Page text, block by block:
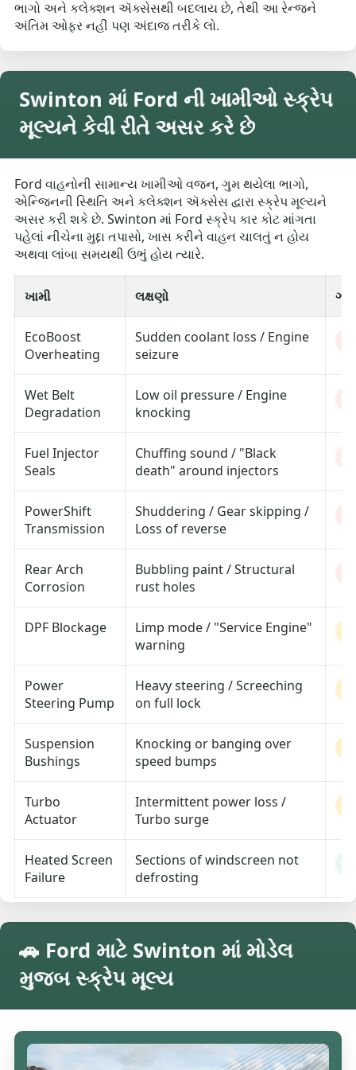
ભાગો અને કલેક્શન ઍક્સેસથી બદલાય છે, તેથી આ રેન્જને
અંતિમ ઓફર નહીં પણ અંદાજ તરીકે લો.
Swinton માં Ford ની ખામીઓ સ્ક્રેપ
મૂલ્યને કેવી રીતે અસર કરે છે
Ford વાહનોની સામાન્ય ખામીઓ વજન, ગુમ થયેલા ભાગો,
એન્જિનની સ્થિતિ અને કલેક્શન ઍક્સેસ દ્વારા સ્ક્રેપ મૂલ્યને
અસર કરી શકે છે. Swinton માં Ford સ્ક્રેપ કાર કોટ માંગતા
પહેલાં નીચેના મુદ્દા તપાસો, ખાસ કરીને વાહન ચાલતું ન હોય
અથવા લાંબા સમયથી ઉભું હોય ત્યારે.
ખામી લક્ષણો
EcoBoost
Overheating
Sudden coolant loss / Engine
seizure
Wet Belt
Degradation
Low oil pressure / Engine
knocking
Fuel Injector
Seals
Chuffing sound / "Black
death" around injectors
PowerShift
Transmission
Shuddering / Gear skipping /
Loss of reverse
Rear Arch
Corrosion
Bubbling paint / Structural
rust holes
DPF Blockage
Limp mode / "Service Engine"
warning
Power
Steering Pump
Heavy steering / Screeching
on full lock
Suspension
Bushings
Knocking or banging over
speed bumps
Turbo
Actuator
Intermittent power loss /
Turbo surge
Heated Screen
Failure
Sections of windscreen not
defrosting
🚗 Ford માટે Swinton માં મોડેલ
મુજબ સ્ક્રેપ મૂલ્ય